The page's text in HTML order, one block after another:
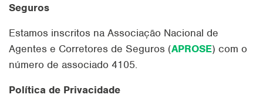
Seguros
Estamos inscritos na Associação Nacional de
Agentes e Corretores de Seguros (APROSE) com o
número de associado 4105.
Política de Privacidade